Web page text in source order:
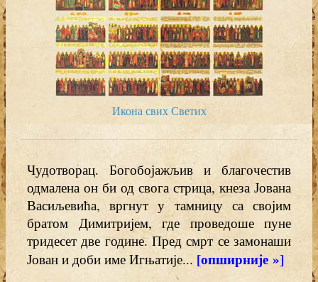
Икона свих Светих
Чудотворац. Богобојажљив и благочестив
одмалена он би од свога стрица, кнеза Јована
Васиљевића, вргнут у тамницу са својим
братом Димитријем, где проведоше пуне
тридесет две године. Пред смрт се замонаши
Јован и доби име Игњатије... [опширније »]